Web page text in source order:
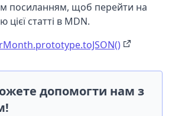
посиланням, щоб перейти на
цієї статті в MDN.
допомогти нам з